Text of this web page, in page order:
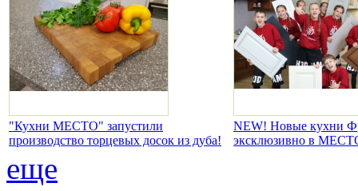
"Кухни МЕСТО" запустили
производство торцевых досок из дуба!
NEW! Новые кухни
эксклюзивно в
еще